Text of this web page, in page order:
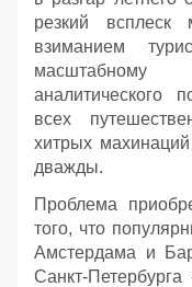
резкий всплеск
взиманием
масштабному
аналитического
всех
хитрых
дважды.
Проблема
того, что
Амстердама и
Санкт-